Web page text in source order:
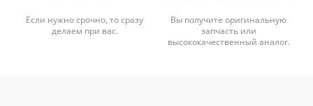
Если нужно срочно, то сразу
делаем при вас.
Вы получите оригинальную
запчасть или
высококачественный аналог.